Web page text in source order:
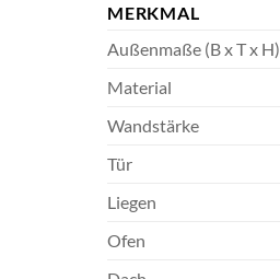
MERKMAL
Außenmaße (B x T x H)
Material
Wandstärke
Tür
Liegen
Ofen